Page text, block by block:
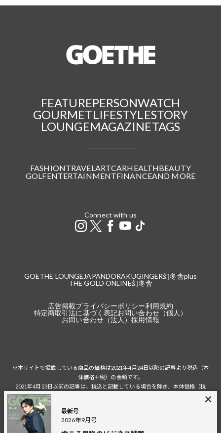
最新号
2026年9月号
FEATUREPERSONWATCH
GOURMETLIFESTYLESTORY
LOUNGEMAGAZINETAGS
FASHIONTRAVEL ARTCARHEALTHBEAUTY
GOLFENTERTAINMENTFINANCEAND MORE
Connect with us
GOETHE LOUNGE JAPANDORAKUGINGER幻冬舎plus
THE GOLD ONLINE幻冬舎
広告掲載プライバシーポリシー利用規約
特定商取引法に基づく表記お問い合わせ（個人）
お問い合わせ（法人）採用情報
※本サイトで掲載している商品の価格は2021年4月24日以降の記事より税込（本
体価格＋税）の金額です。
2021年4月23日以前の記事は、税込と記載している場合を除き、本体価格（税
税込の場合の税額は掲載当時の税率に準じます。